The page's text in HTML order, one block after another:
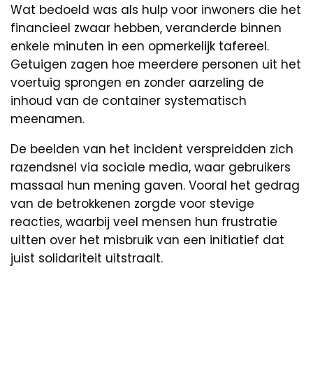
Wat bedoeld was als hulp voor inwoners die het
financieel zwaar hebben, veranderde binnen
enkele minuten in een opmerkelijk tafereel.
Getuigen zagen hoe meerdere personen uit het
voertuig sprongen en zonder aarzeling de
inhoud van de container systematisch
meenamen.
De beelden van het incident verspreidden zich
razendsnel via sociale media, waar gebruikers
massaal hun mening gaven. Vooral het gedrag
van de betrokkenen zorgde voor stevige
reacties, waarbij veel mensen hun frustratie
uitten over het misbruik van een initiatief dat
juist solidariteit uitstraalt.